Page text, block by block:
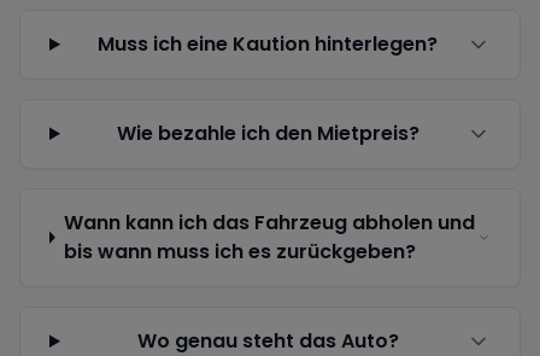
Muss ich eine Kaution hinterlegen?
Wie bezahle ich den Mietpreis?
Wann kann ich das Fahrzeug abholen und
bis wann muss ich es zurückgeben?
Wo genau steht das Auto?